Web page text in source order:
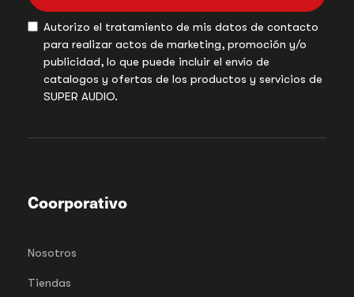
Autorizo el tratamiento de mis datos de contacto
para realizar actos de marketing, promoción y/o
publicidad, lo que puede incluir el envío de
catalogos y ofertas de los productos y servicios de
SUPER AUDIO.
Coorporativo
Nosotros
Tiendas